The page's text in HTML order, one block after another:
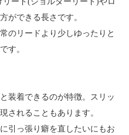
ができる長さです。
のリードより少しゆったりと
す。
装着できるのが特徴。スリッ
されることもあります。
引っ張り癖を直したいにもお